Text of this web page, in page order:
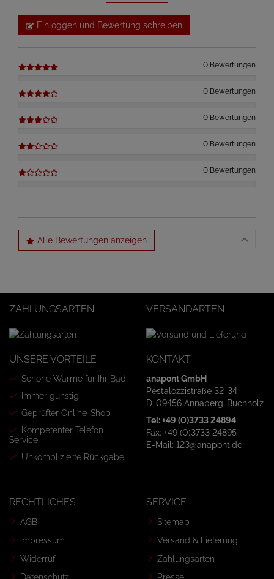
Einloggen und Bewertung schreiben
0 Bewertungen
0 Bewertungen
0 Bewertungen
0 Bewertungen
0 Bewertungen
Alle Bewertungen anzeigen
ZAHLUNGSARTEN VERSANDARTEN
UNSERE VORTEILE
Schöne Wärme für Ihr Bad
Immer günstig
Geprüfter Online-Shop
Kompetenter Telefon-
Service
Unkomplizierte Rückgabe
KONTAKT
anapont GmbH
Pestalozzistraße 32-34
D-09456 Annaberg-Buchholz
Tel: +49 (0)3733 24894
Fax: +49 (0)3733 24895
E-Mail: 123@anapont.de
RECHTLICHES
AGB
Impressum
Widerruf
SERVICE
Sitemap
Versand & Lieferung
Zahlungsarten